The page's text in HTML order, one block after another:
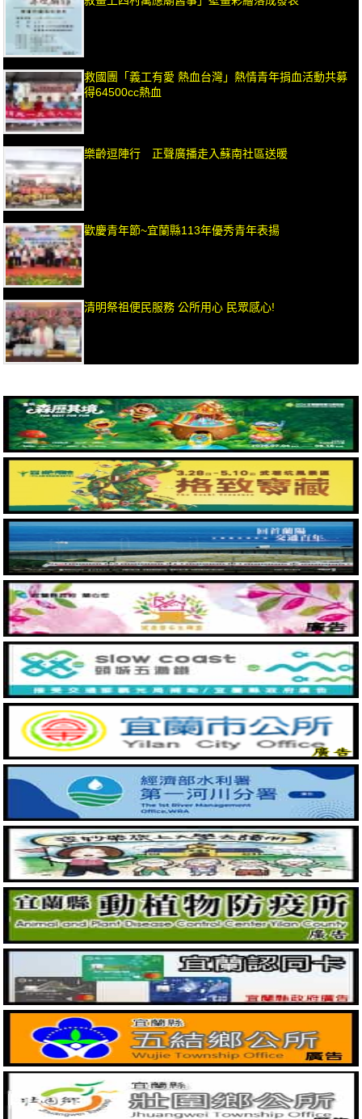
救國團「義工有愛 熱血台灣」熱情青年捐血活動共募
得64500cc熱血
樂齡逗陣行 正聲廣播走入蘇南社區送暖
歡慶青年節~宜蘭縣113年優秀青年表揚
清明祭祖便民服務 公所用心 民眾感心!